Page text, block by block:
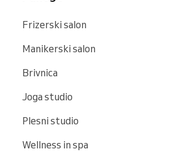
Frizerski salon
Manikerski salon
Brivnica
Joga studio
Plesni studio
Wellness in spa